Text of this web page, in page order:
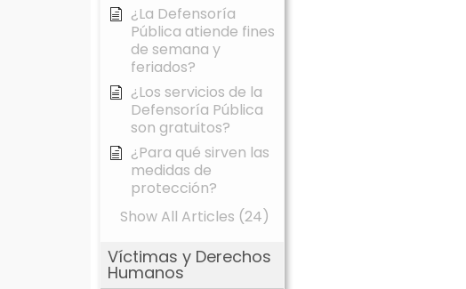
¿La Defensoría
Pública atiende fines
de semana y
feriados?
¿Los servicios de la
Defensoría Pública
son gratuitos?
¿Para qué sirven las
medidas de
protección?
Show All Articles (24)
Víctimas y Derechos
Humanos